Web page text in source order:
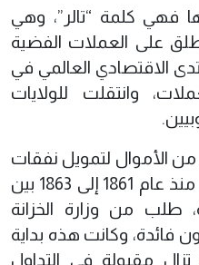
فهي كلمة “تالر”، وهي
على العملات الفضية
الاقتصادي العالمي في
وانتقلت للولايات
الأموال لتمويل نفقات
الحرب الأهلية، التي استمرت منذ عام 1861 إلى 1863 بين
طلب من وزارة الخزانة
فائدة، وكانت هذه بداية
تزال مقبولة في التداول